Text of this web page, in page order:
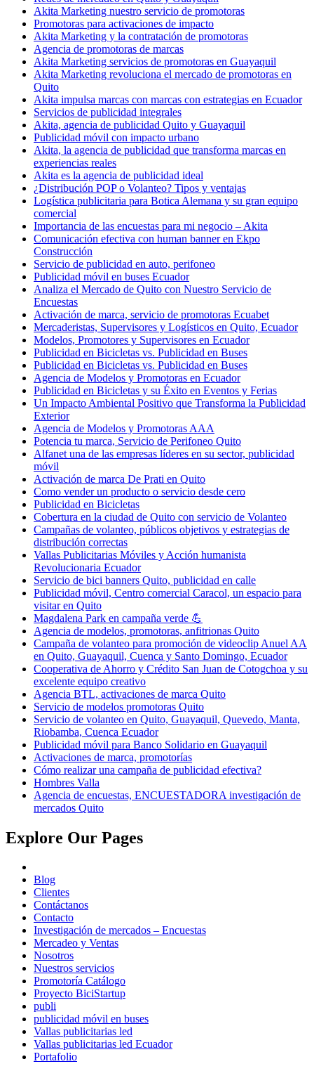
Akita Marketing nuestro servicio de promotoras
Promotoras para activaciones de impacto
Akita Marketing y la contratación de promotoras
Agencia de promotoras de marcas
Akita Marketing servicios de promotoras en Guayaquil
Akita Marketing revoluciona el mercado de promotoras en
Quito
Akita impulsa marcas con marcas con estrategias en Ecuador
Servicios de publicidad integrales
Akita, agencia de publicidad Quito y Guayaquil
Publicidad móvil con impacto urbano
Akita, la agencia de publicidad que transforma marcas en
experiencias reales
Akita es la agencia de publicidad ideal
¿Distribución POP o Volanteo? Tipos y ventajas
Logística publicitaria para Botica Alemana y su gran equipo
comercial
Importancia de las encuestas para mi negocio – Akita
Comunicación efectiva con human banner en Ekpo
Construcción
Servicio de publicidad en auto, perifoneo
Publicidad móvil en buses Ecuador
Analiza el Mercado de Quito con Nuestro Servicio de
Encuestas
Activación de marca, servicio de promotoras Ecuabet
Mercaderistas, Supervisores y Logísticos en Quito, Ecuador
Modelos, Promotores y Supervisores en Ecuador
Publicidad en Bicicletas vs. Publicidad en Buses
Publicidad en Bicicletas vs. Publicidad en Buses
Agencia de Modelos y Promotoras en Ecuador
Publicidad en Bicicletas y su Éxito en Eventos y Ferias
Un Impacto Ambiental Positivo que Transforma la Publicidad
Exterior
Agencia de Modelos y Promotoras AAA
Potencia tu marca, Servicio de Perifoneo Quito
Alfanet una de las empresas líderes en su sector, publicidad
móvil
Activación de marca De Prati en Quito
Como vender un producto o servicio desde cero
Publicidad en Bicicletas
Cobertura en la ciudad de Quito con servicio de Volanteo
Campañas de volanteo, públicos objetivos y estrategias de
distribución correctas
Vallas Publicitarias Móviles y Acción humanista
Revolucionaria Ecuador
Servicio de bici banners Quito, publicidad en calle
Publicidad móvil, Centro comercial Caracol, un espacio para
visitar en Quito
Magdalena Park en campaña verde 💪
Agencia de modelos, promotoras, anfitrionas Quito
Campaña de volanteo para promoción de videoclip Anuel AA
en Quito, Guayaquil, Cuenca y Santo Domingo, Ecuador
Cooperativa de Ahorro y Crédito San Juan de Cotogchoa y su
excelente equipo creativo
Agencia BTL, activaciones de marca Quito
Servicio de modelos promotoras Quito
Servicio de volanteo en Quito, Guayaquil, Quevedo, Manta,
Riobamba, Cuenca Ecuador
Publicidad móvil para Banco Solidario en Guayaquil
Activaciones de marca, promotorías
Cómo realizar una campaña de publicidad efectiva?
Hombres Valla
Agencia de encuestas, ENCUESTADORA investigación de
mercados Quito
Explore Our Pages
Blog
Clientes
Contáctanos
Contacto
Investigación de mercados – Encuestas
Mercadeo y Ventas
Nosotros
Nuestros servicios
Promotoría Catálogo
Proyecto BiciStartup
publi
publicidad móvil en buses
Vallas publicitarias led
Vallas publicitarias led Ecuador
Portafolio